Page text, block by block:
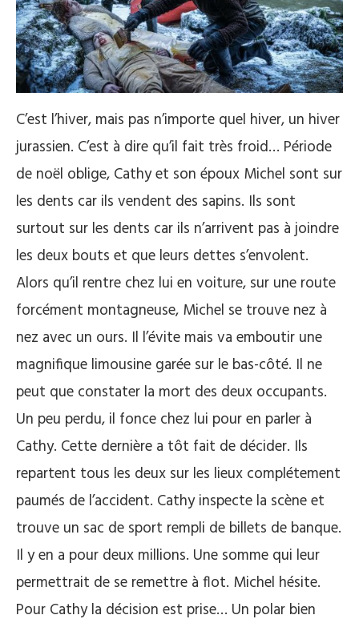
C’est l’hiver, mais pas n’importe quel hiver, un hiver
jurassien. C’est à dire qu’il fait très froid… Période
de noël oblige, Cathy et son époux Michel sont sur
les dents car ils vendent des sapins. Ils sont
surtout sur les dents car ils n’arrivent pas à joindre
les deux bouts et que leurs dettes s’envolent.
Alors qu’il rentre chez lui en voiture, sur une route
forcément montagneuse, Michel se trouve nez à
nez avec un ours. Il l’évite mais va emboutir une
magnifique limousine garée sur le bas-côté. Il ne
peut que constater la mort des deux occupants.
Un peu perdu, il fonce chez lui pour en parler à
Cathy. Cette dernière a tôt fait de décider. Ils
repartent tous les deux sur les lieux complétement
paumés de l’accident. Cathy inspecte la scène et
trouve un sac de sport rempli de billets de banque.
Il y en a pour deux millions. Une somme qui leur
permettrait de se remettre à flot. Michel hésite.
Pour Cathy la décision est prise… Un polar bien